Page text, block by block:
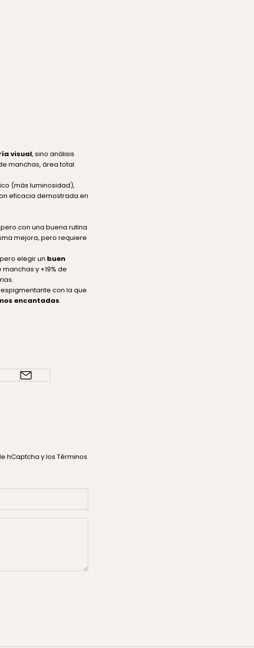
visual, sino análisis
manchas, área total
(más luminosidad),
eficacia demostrada en
con una buena rutina
mejora, pero requiere
elegir un buen
y +19% de
con la que
encantadas.
hCaptcha y los Términos